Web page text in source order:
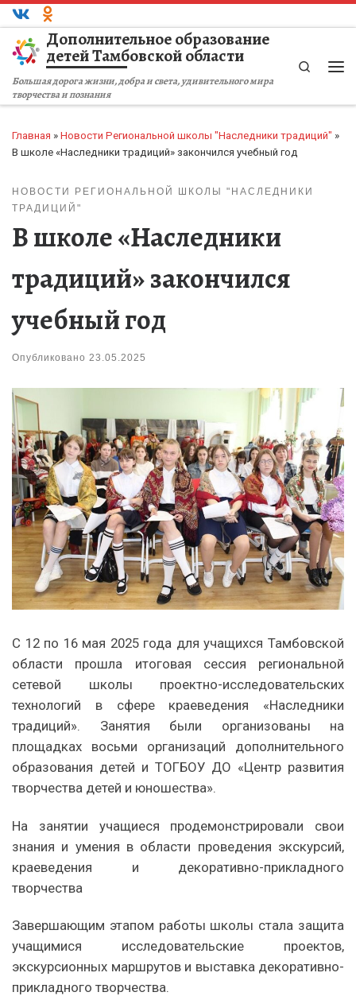
Перейти к содержимому
Дополнительное образование
детей Тамбовской области
Большая дорога жизни, добра и света, удивительного мира
творчества и познания
Search
Главная » Новости Региональной школы "Наследники традиций" »
В школе «Наследники традиций» закончился учебный год
НОВОСТИ РЕГИОНАЛЬНОЙ ШКОЛЫ "НАСЛЕДНИКИ
ТРАДИЦИЙ"
В школе «Наследники
традиций» закончился
учебный год
Опубликовано 23.05.2025
С 12 по 16 мая 2025 года для учащихся Тамбовской
области прошла итоговая сессия региональной
сетевой школы проектно-исследовательских
технологий в сфере краеведения «Наследники
традиций». Занятия были организованы на
площадках восьми организаций дополнительного
образования детей и ТОГБОУ ДО «Центр развития
творчества детей и юношества».
На занятии учащиеся продемонстрировали свои
знания и умения в области проведения экскурсий,
краеведения и декоративно-прикладного
творчества
Завершающим этапом работы школы стала защита
учащимися исследовательские проектов,
экскурсионных маршрутов и выставка декоративно-
прикладного творчества.